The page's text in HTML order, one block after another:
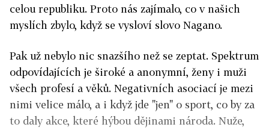
celou republiku. Proto nás zajímalo, co v našich
myslích zbylo, když se vysloví slovo Nagano.
Pak už nebylo nic snazšího než se zeptat. Spektrum
odpovídajících je široké a anonymní, ženy i muži
všech profesí a věků. Negativních asociací je mezi
nimi velice málo, a i když jde "jen" o sport, co by za
to daly akce, které hýbou dějinami národa. Nuže,